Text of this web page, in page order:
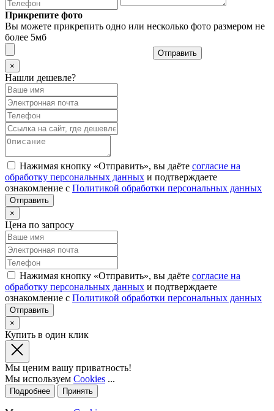
Прикрепите фото
Вы можете прикрепить одно или несколько фото размером не
более 5мб
Отправить
×
Нашли дешевле?
Нажимая кнопку «Отправить», вы даёте согласие на
обработку персональных данных и подтверждаете
ознакомление с Политикой обработки персональных данных
×
Цена по запросу
Нажимая кнопку «Отправить», вы даёте согласие на
обработку персональных данных и подтверждаете
ознакомление с Политикой обработки персональных данных
×
Купить в один клик
Мы ценим вашу приватность!
Мы используем Cookies ...
Подробнее Принять